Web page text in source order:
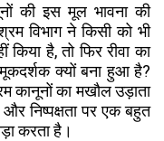
की इस मूल भावना की
विभाग ने किसी को भी
है, तो फिर रीवा का
क्यों बना हुआ है?
कानूनों का मखौल उड़ाता
निष्पक्षता पर एक बहुत
करता है।